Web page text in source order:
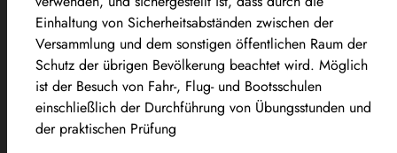
Einhaltung von Sicherheitsabständen zwischen der
Versammlung und dem sonstigen öffentlichen Raum der
Schutz der übrigen Bevölkerung beachtet wird. Möglich
ist der Besuch von Fahr-, Flug- und Bootsschulen
einschließlich der Durchführung von Übungsstunden und
der praktischen Prüfung